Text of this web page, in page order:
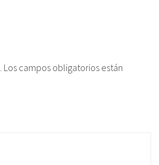
Los campos obligatorios están